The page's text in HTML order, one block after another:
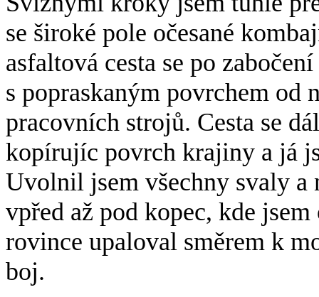
se široké pole očesané
asfaltová cesta se po
s popraskaným povrchem od
pracovních strojů. Cesta se
kopírujíc povrch krajiny a já
Uvolnil jsem všechny svaly a
vpřed až pod kopec, kde
rovince upaloval směrem k
boj.